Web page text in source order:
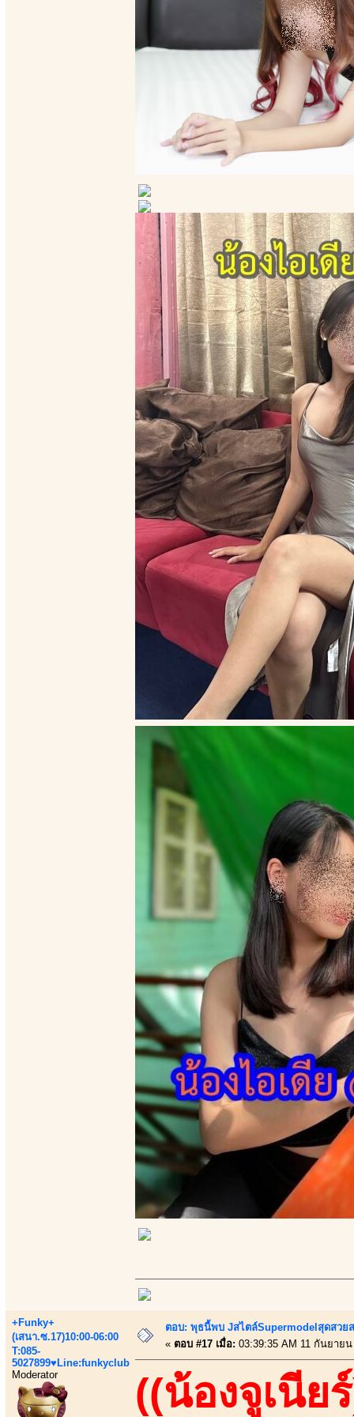
+Funky+
(เสนา.ซ.17)10:00-06:00
T:085-
5027899♥Line:funkyclub
Moderator
ตอบ: พุธนี้พบ Jสไตล์Supermodelสุดสวย
« ตอบ #17 เมื่อ: 03:39:35 AM 11 กันยายน
((น้องจูเนีย